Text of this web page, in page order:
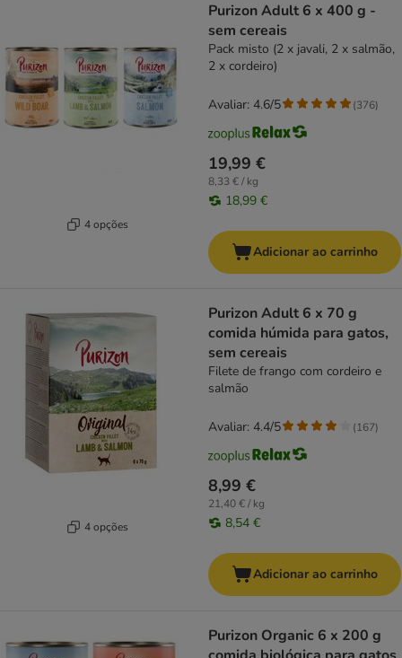
4 opções
Purizon Adult 6 x 400 g -
sem cereais
Pack misto (2 x javali, 2 x salmão,
2 x cordeiro)
19,99 €
8,33 € / kg
18,99 €
Avaliar: 4.6/5 (376)
Adicionar ao carrinho
4 opções
Purizon Adult 6 x 70 g
comida húmida para gatos,
sem cereais
Filete de frango com cordeiro e
salmão
8,99 €
21,40 € / kg
8,54 €
Avaliar: 4.4/5 (167)
Adicionar ao carrinho
Purizon Organic 6 x 200 g